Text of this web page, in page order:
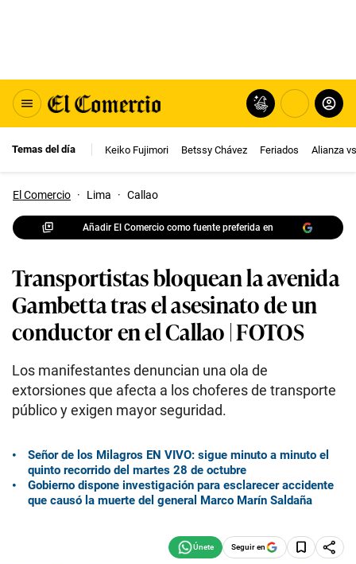
Temas del día Keiko Fujimori Betssy Chávez Feriados Alianza
El Comercio · Lima · Callao
Añadir El Comercio como fuente preferida en
Transportistas bloquean la avenida
Gambetta tras el asesinato de un
conductor en el Callao | FOTOS
Los manifestantes denuncian una ola de
extorsiones que afecta a los choferes de transporte
público y exigen mayor seguridad.
Señor de los Milagros EN VIVO: sigue minuto a minuto el
quinto recorrido del martes 28 de octubre
Gobierno dispone investigación para esclarecer accidente
que causó la muerte del general Marco Marín Saldaña
Seguir en